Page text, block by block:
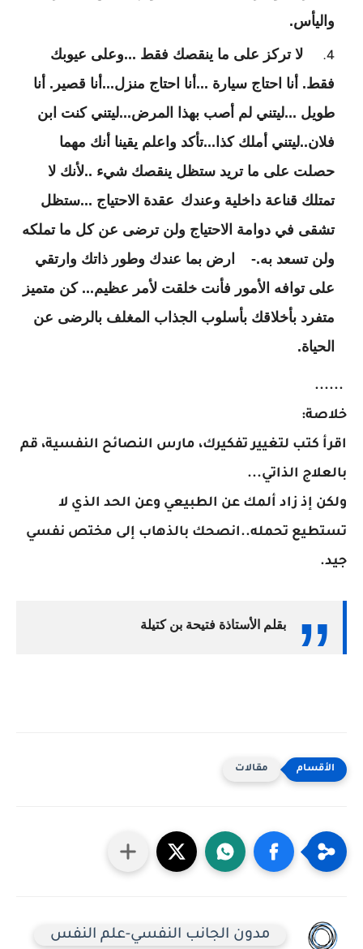
واليأس.
لا تركز على ما ينقصك فقط ...وعلى عيوبك
فقط. أنا احتاج سيارة ...أنا احتاج منزل...أنا قصير. أنا
طويل ...ليتني لم أصب بهذا المرض...ليتني كنت ابن
فلان..ليتني أملك كذا...تأكد واعلم يقينا أنك مهما
حصلت على ما تريد ستظل ينقصك شيء ..لأنك لا
تمتلك قناعة داخلية وعندك عقدة الاحتياج ...ستظل
تشقى في دوامة الاحتياج ولن ترضى عن كل ما تملكه
ولن تسعد به.-
ارض بما عندك وطور ذاتك وارتقي
على توافه الأمور فأنت خلقت لأمر عظيم... كن متميز
متفرد بأخلاقك بأسلوب الجذاب المغلف بالرضى عن
الحياة.
......
خلاصة:
اقرأ كتب لتغيير تفكيرك، مارس النصائح النفسية، قم
بالعلاج الذاتي...
ولكن إذ زاد ألمك عن الطبيعي وعن الحد الذي لا
تستطيع تحمله..انصحك بالذهاب إلى مختص نفسي
جيد.
بقلم الأستاذة فتيحة بن كتيلة
مقالات
مدون الجانب النفسي-علم النفس